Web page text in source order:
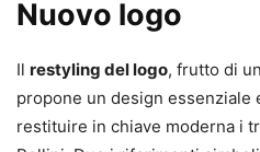
Nuovo logo
Il restyling del logo, frutto di
propone un design essenziale
restituire in chiave moderna i